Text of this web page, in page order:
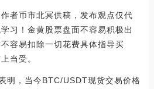
者币市北冥供稿，发布观点仅代
习！金黄股票盘面不容易积极出
容易扣除一切花费具体指导买
当受。
明，当今BTC/USDT现货交易价格